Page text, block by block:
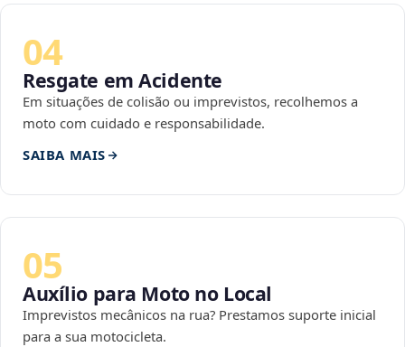
04
Resgate em Acidente
Em situações de colisão ou imprevistos, recolhemos a
moto com cuidado e responsabilidade.
SAIBA MAIS
05
Auxílio para Moto no Local
Imprevistos mecânicos na rua? Prestamos suporte inicial
para a sua motocicleta.